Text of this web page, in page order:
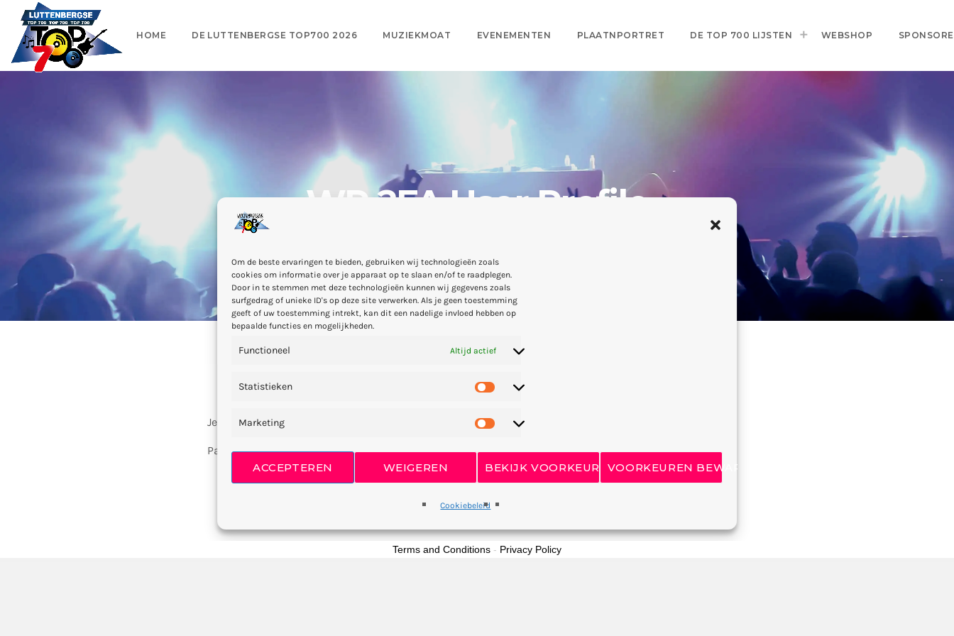
Om de beste ervaringen te bieden, gebruiken wij technologieën zoals
cookies om informatie over je apparaat op te slaan en/of te raadplegen.
Door in te stemmen met deze technologieën kunnen wij gegevens zoals
surfgedrag of unieke ID's op deze site verwerken. Als je geen toestemming
geeft of uw toestemming intrekt, kan dit een nadelige invloed hebben op
bepaalde functies en mogelijkheden.
Functioneel Altijd actief
Statistieken
Marketing
ACCEPTEREN WEIGEREN BEKIJK VOORKEURENVOORKEUREN BEWAREN
Cookiebeleid
HOME DE LUTTENBERGSE TOP700 2026 MUZIEKMOAT EVENEMENTEN PLAATNPORTRET DE TOP 700 LIJSTEN WEBSHOP
WP 2FA User Profile
Je moet ingelogd zijn om deze pagina te bekijken. Log hier in.
Pagina gegenereerd doorWP 2FA Plugin
Terms and Conditions - Privacy Policy